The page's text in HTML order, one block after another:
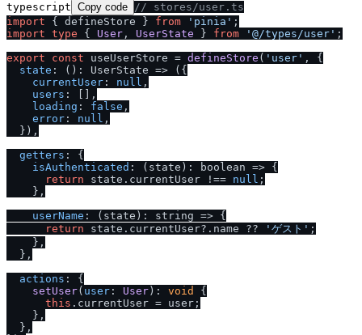
typescript Copy code // stores/user.ts
import { defineStore } from 'pinia'
import type { User , UserState } from '@/types/user' ;
export
const useUserStore = defineStore ( 'user' , {
state : (): UserState => ({
currentUser : null ,
users : [],
loading : false ,
error : null ,
  }),
getters : {
isAuthenticated : (state): boolean => {
return state. currentUser !== null ;
    },
userName : (state): string => {
return state. currentUser?. name ?? 'ゲスト' ;
    },
  },
actions : {
setUser( user : User ): void
{
this . currentUser = user;
    },
  },